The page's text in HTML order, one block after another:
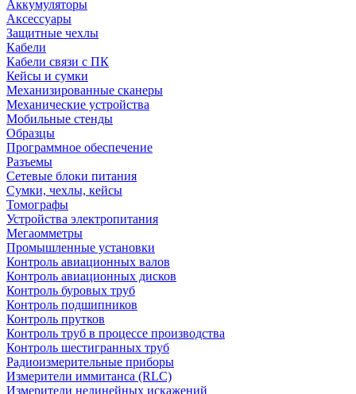
Аккумуляторы
Аксессуары
Защитные чехлы
Кабели
Кабели связи с ПК
Кейсы и сумки
Механизированные сканеры
Механические устройства
Мобильные стенды
Образцы
Программное обеспечение
Разъемы
Сетевые блоки питания
Сумки, чехлы, кейсы
Томографы
Устройства электропитания
Мегаомметры
Промышленные установки
Контроль авиационных валов
Контроль авиационных дисков
Контроль буровых труб
Контроль подшипников
Контроль прутков
Контроль труб в процессе производства
Контроль шестигранных труб
Радиоизмерительные приборы
Измерители иммитанса (RLC)
Измерители нелинейных искажений